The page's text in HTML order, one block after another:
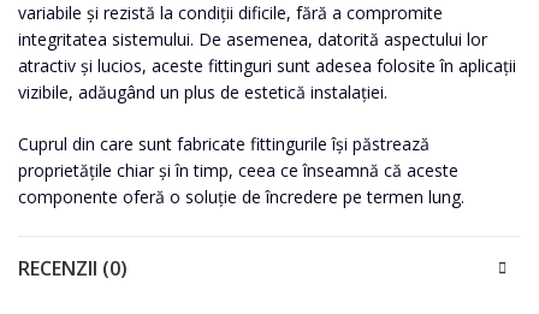
variabile și rezistă la condiții dificile, fără a compromite
integritatea sistemului. De asemenea, datorită aspectului lor
atractiv și lucios, aceste fittinguri sunt adesea folosite în aplicații
vizibile, adăugând un plus de estetică instalației.
Cuprul din care sunt fabricate fittingurile își păstrează
proprietățile chiar și în timp, ceea ce înseamnă că aceste
componente oferă o soluție de încredere pe termen lung.
RECENZII (0)